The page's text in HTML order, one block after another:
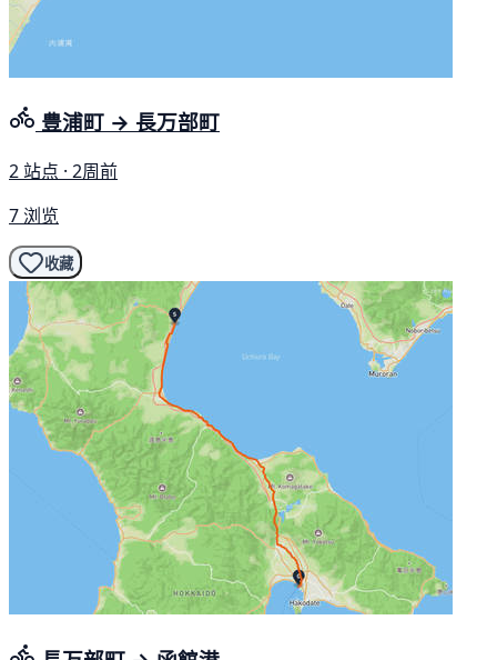
豊浦町 → 長万部町
2 站点 · 2周前
7 浏览
收藏